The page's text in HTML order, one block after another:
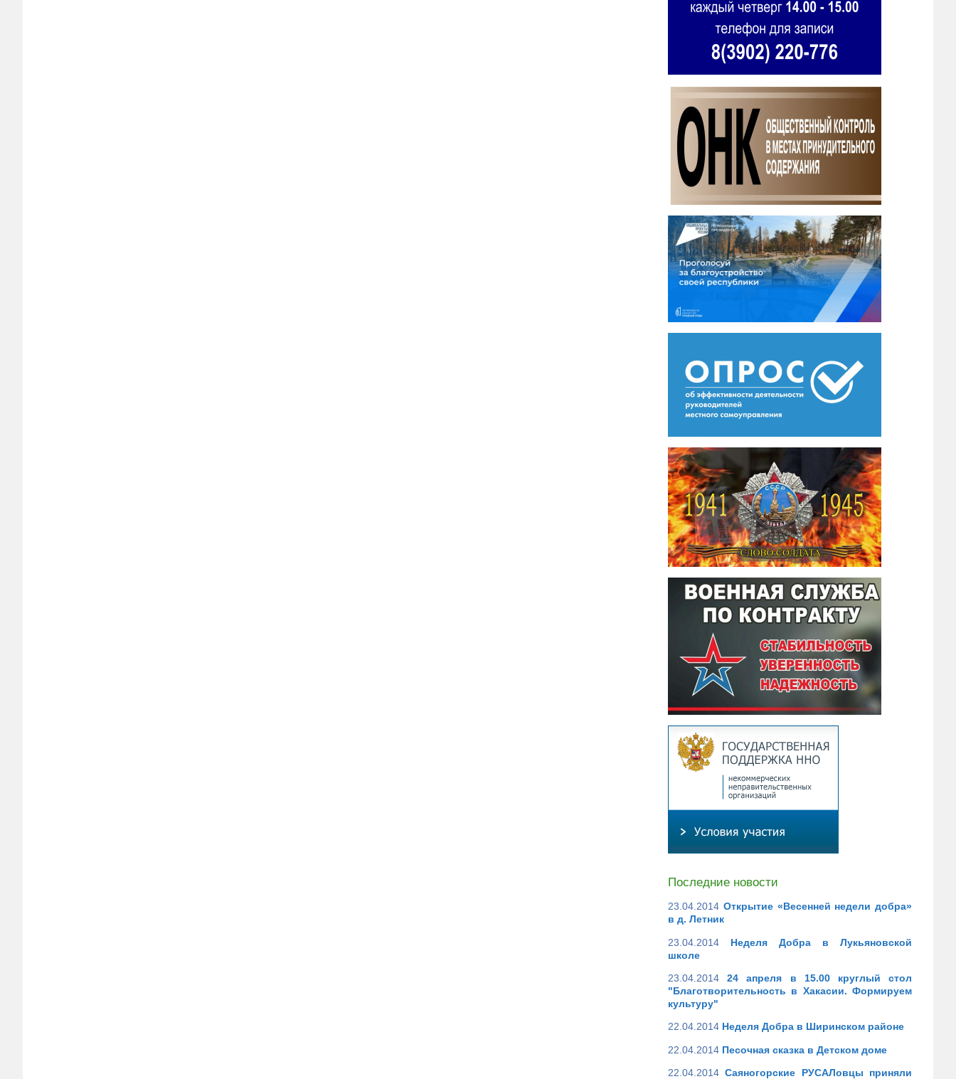
Последние новости
23.04.2014 Открытие «Весенней недели добра»
в д. Летник
23.04.2014
Неделя Добра в Лукьяновской
школе
23.04.2014
24 апреля в 15.00 круглый стол
"Благотворительность в Хакасии. Формируем
культуру"
22.04.2014 Неделя Добра в Ширинском районе
22.04.2014 Песочная сказка в Детском доме
22.04.2014 Саяногорские РУСАЛовцы приняли